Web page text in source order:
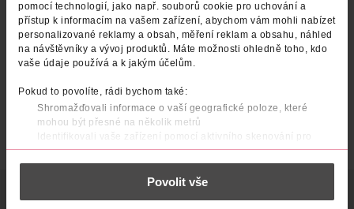
pomocí technologií, jako např. souborů cookie pro uchování a
přístup k informacím na vašem zařízení, abychom vám mohli nabízet
personalizované reklamy a obsah, měření reklam a obsahu, náhled
na návštěvníky a vývoj produktů. Máte možnosti ohledně toho, kdo
vaše údaje používá a k jakým účelům.
Pokud to povolíte, rádi bychom také:
Shromažďovali informace o vaší geografické poloze, které
mohou být přesné na několik metrů
Identifikovali vaše zařízení pomocí aktivního skenování pro
konkrétní charakteristiky (otisk prstu)
Zjistěte více o tom, jak zpracováváme vaše osobní údaje, a nastavte
části s podrobnostmi . Svůj souhlas můžete kdykoliv
Povolit vše
for your Beauty 1 ks
79.90 Kč
DO KOŠÍKU
Obj. č.: 585927
RIVAL Loves Me 1 ks
69.90 Kč
VÝROBCE/DODAVATEL